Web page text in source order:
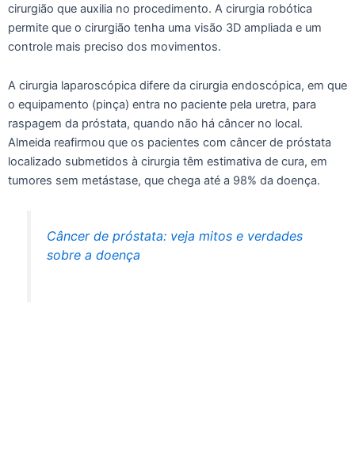
cirurgião que auxilia no procedimento. A cirurgia robótica
permite que o cirurgião tenha uma visão 3D ampliada e um
controle mais preciso dos movimentos.
A cirurgia laparoscópica difere da cirurgia endoscópica, em que
o equipamento (pinça) entra no paciente pela uretra, para
raspagem da próstata, quando não há câncer no local.
Almeida reafirmou que os pacientes com câncer de próstata
localizado submetidos à cirurgia têm estimativa de cura, em
tumores sem metástase, que chega até a 98% da doença.
Câncer de próstata: veja mitos e verdades
sobre a doença